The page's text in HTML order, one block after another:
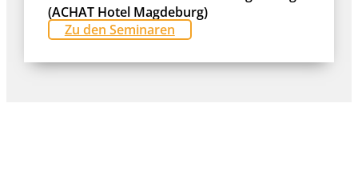
(ACHAT Hotel Magdeburg)
Zu den Seminaren